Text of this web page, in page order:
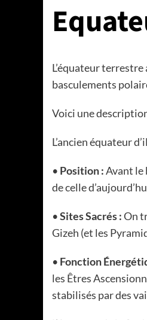
L’équateur
basculements
Voici une
L’ancien équateur
• Position :Avant le
de celle
•Sites Sacrés :On
Gizeh (et les
• Fonction
les Êtres
stabilisés par des